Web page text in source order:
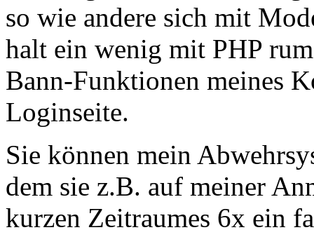
so wie andere sich mit
halt ein wenig mit PHP
Bann-Funktionen meines
Loginseite.
Sie können mein
dem sie z.B. auf meiner
kurzen Zeitraumes 6x ein